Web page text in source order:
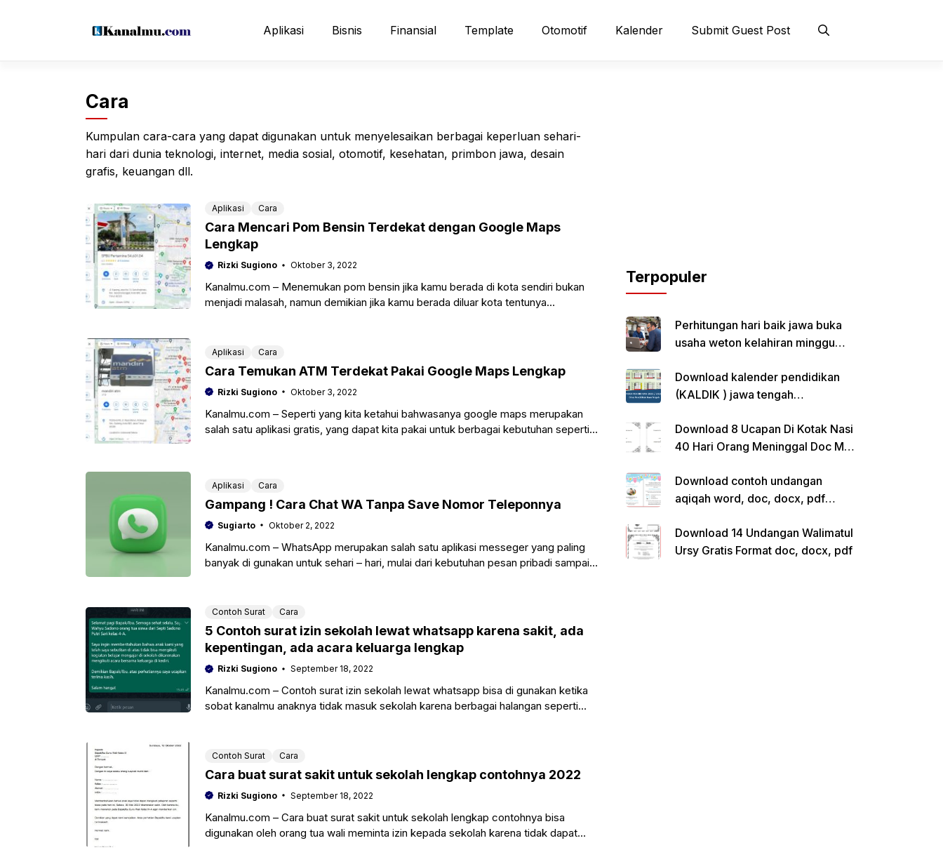
Aplikasi Bisnis Finansial Template Otomotif Kalender Submit Guest Post
Cara
Kumpulan cara-cara yang dapat digunakan untuk menyelesaikan berbagai keperluan sehari-
hari dari dunia teknologi, internet, media sosial, otomotif, kesehatan, primbon jawa, desain
grafis, keuangan dll.
Aplikasi Cara
Cara Mencari Pom Bensin Terdekat dengan Google Maps
Lengkap
Rizki Sugiono Oktober 3, 2022
Kanalmu.com – Menemukan pom bensin jika kamu berada di kota sendiri bukan
menjadi malasah, namun demikian jika kamu berada diluar kota tentunya
Aplikasi Cara
Cara Temukan ATM Terdekat Pakai Google Maps Lengkap
Rizki Sugiono Oktober 3, 2022
Kanalmu.com – Seperti yang kita ketahui bahwasanya google maps merupakan
salah satu aplikasi gratis, yang dapat kita pakai untuk berbagai kebutuhan seperti
Aplikasi Cara
Gampang ! Cara Chat WA Tanpa Save Nomor Teleponnya
Sugiarto Oktober 2, 2022
Kanalmu.com – WhatsApp merupakan salah satu aplikasi messeger yang paling
banyak di gunakan untuk sehari – hari, mulai dari kebutuhan pesan pribadi sampai
Contoh Surat Cara
5 Contoh surat izin sekolah lewat whatsapp karena sakit, ada
kepentingan, ada acara keluarga lengkap
Rizki Sugiono September 18, 2022
Kanalmu.com – Contoh surat izin sekolah lewat whatsapp bisa di gunakan ketika
sobat kanalmu anaknya tidak masuk sekolah karena berbagai halangan seperti
Contoh Surat Cara
Cara buat surat sakit untuk sekolah lengkap contohnya 2022
Rizki Sugiono September 18, 2022
Kanalmu.com – Cara buat surat sakit untuk sekolah lengkap contohnya bisa
digunakan oleh orang tua wali meminta izin kepada sekolah karena tidak dapat
Terpopuler
Perhitungan hari baik jawa buka
usaha weton kelahiran minggu
Download kalender pendidikan
(KALDIK ) jawa tengah
Download 8 Ucapan Di Kotak Nasi
40 Hari Orang Meninggal Doc Ms.
Download contoh undangan
aqiqah word, doc, docx, pdf
Download 14 Undangan Walimatul
Ursy Gratis Format doc, docx, pdf